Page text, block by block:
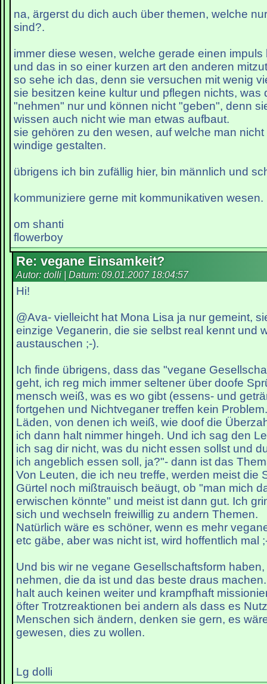
na, ärgerst du dich auch über themen, welche
sind?.
immer diese wesen, welche gerade einen
und das in so einer kurzen art den anderen
so sehe ich das, denn sie versuchen mit wenig
sie besitzen keine kultur und pflegen nichts, was
"nehmen" nur und können nicht "geben", denn
wissen auch nicht wie man etwas aufbaut.
sie gehören zu den wesen, auf welche man
windige gestalten.
übrigens ich bin zufällig hier, bin männlich und
kommuniziere gerne mit kommunikativen wesen.
om shanti
flowerboy
Re: vegane Einsamkeit?
Autor: dolli | Datum: 09.01.2007 18:04:57
Hi!
@Ava- vielleicht hat Mona Lisa ja nur gemeint,
einzige Veganerin, die sie selbst real kennt und
austauschen ;-).
Ich finde übrigens, dass das "vegane
geht, ich reg mich immer seltener über doofe
mensch weiß, was es wo gibt (essens- und
fortgehen und Nichtveganer treffen kein
Läden, von denen ich weiß, wie doof die
ich dann halt nimmer hingeh. Und ich sag den
ich sag dir nicht, was du nicht essen sollst und
ich angeblich essen soll, ja?"- dann ist das
Von Leuten, die ich neu treffe, werden meist die
Gürtel noch mißtrauisch beäugt, ob "man mich
erwischen könnte" und meist ist dann gut. Ich
sich und wechseln freiwillig zu andern Themen.
Natürlich wäre es schöner, wenn es mehr
etc gäbe, aber was nicht ist, wird hoffentlich mal
Und bis wir ne vegane Gesellschaftsform
nehmen, die da ist und das beste draus
halt auch keinen weiter und krampfhaft
öfter Trotzreaktionen bei andern als dass es
Menschen sich ändern, denken sie gern, es
gewesen, dies zu wollen.
Lg dolli